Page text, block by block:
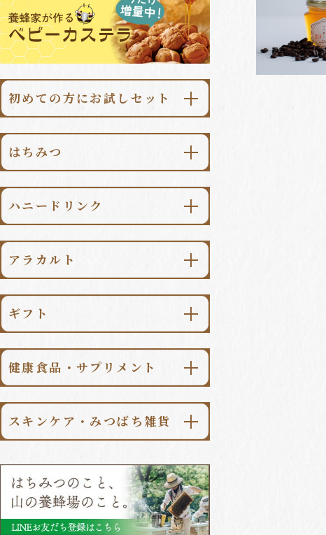
初めての方にお試しセット
\初回限定・送料無料/
あかしあ大地500g
ハニードリンク柚子みつ500ml
\送料無料/
純粋はちみつ食べ比べセット
はちみつ
あかしあ大地
⽇本のはちみつ
世界のはちみつ
マヌカハニー
季節限定はちみつ
ハニードリンク
柚子みつ
梅みつ
檸檬みつ
生姜みつ
山ぶどうみつ
加賀柚子みつ
金澤柚子みつ
季節のハニードリンク
ハニードリンク一覧はこちら
アラカルト
はちみつ漬
スイーツ
調味料・食品
コーヒー・紅茶
アラカルト一覧はこちら
ギフト
シーンで選ぶ
価格で選ぶ
ギフト一覧はこちら
健康⾷品・サプリメント
ローヤルゼリー
桑の葉青汁
ローヤルゼリー⼊無臭にんにく
みつばち健康食品/サプリメント
スキンケア・みつばち雑貨
みつばち雑貨
一覧はこちら